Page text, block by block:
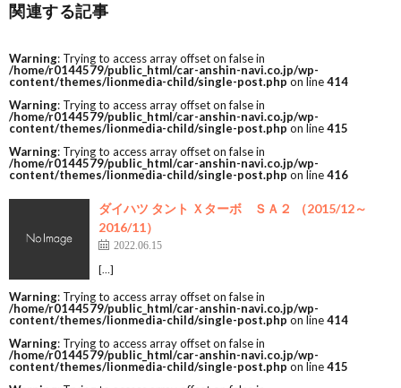
関連する記事
Warning: Trying to access array offset on false in
/home/r0144579/public_html/car-anshin-navi.co.jp/wp-
content/themes/lionmedia-child/single-post.php on line414
Warning: Trying to access array offset on false in
/home/r0144579/public_html/car-anshin-navi.co.jp/wp-
content/themes/lionmedia-child/single-post.php on line415
Warning: Trying to access array offset on false in
/home/r0144579/public_html/car-anshin-navi.co.jp/wp-
content/themes/lionmedia-child/single-post.php on line416
ダイハツ タント Ｘターボ ＳＡ２ （2015/12～
2016/11）
2022.06.15
[…]
Warning: Trying to access array offset on false in
/home/r0144579/public_html/car-anshin-navi.co.jp/wp-
content/themes/lionmedia-child/single-post.php on line414
Warning: Trying to access array offset on false in
/home/r0144579/public_html/car-anshin-navi.co.jp/wp-
content/themes/lionmedia-child/single-post.php on line415